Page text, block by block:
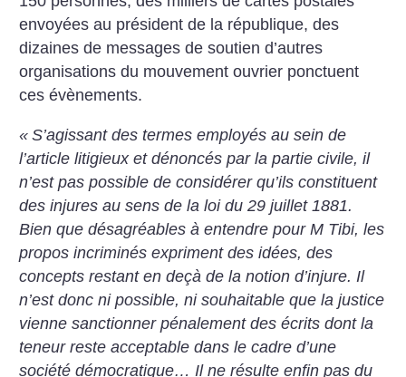
envoyées au président de la république, des
dizaines de messages de soutien d’autres
organisations du mouvement ouvrier ponctuent
ces évènements.
« S’agissant des termes employés au sein de
l’article litigieux et dénoncés par la partie civile, il
n’est pas possible de considérer qu’ils constituent
des injures au sens de la loi du 29 juillet 1881.
Bien que désagréables à entendre pour M Tibi, les
propos incriminés expriment des idées, des
concepts restant en deçà de la notion d’injure. Il
n’est donc ni possible, ni souhaitable que la justice
vienne sanctionner pénalement des écrits dont la
teneur reste acceptable dans le cadre d’une
société démocratique… Il ne résulte enfin pas du